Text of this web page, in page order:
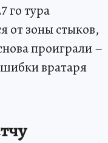
го тура
от зоны стыков,
проиграли –
вратаря